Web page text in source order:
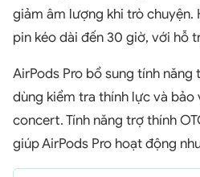
giảm âm lượng khi trò chuyện.
pin kéo dài đến 30 giờ, với hỗ
AirPods Pro bổ sung tính
dùng kiểm tra thính lực và bảo
concert. Tính năng trợ thính
giúp AirPods Pro hoạt động